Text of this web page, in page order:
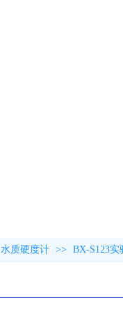
水质硬度计 >> BX-S123